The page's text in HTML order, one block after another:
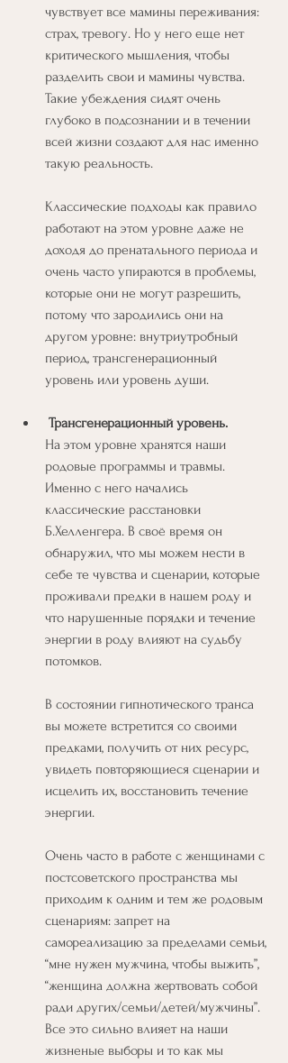
чувствует все мамины переживания:
страх, тревогу. Но у него еще нет
критического мышления, чтобы
разделить свои и мамины чувства.
Такие убеждения сидят очень
глубоко в подсознании и в течении
всей жизни создают для нас именно
такую реальность.
Классические подходы как правило
работают на этом уровне даже не
доходя до пренатального периода и
очень часто упираются в проблемы,
которые они не могут разрешить,
потому что зародились они на
другом уровне: внутриутробный
период, трансгенерационный
уровень или уровень души.
Трансгенерационный уровень.
На этом уровне хранятся наши
родовые программы и травмы.
Именно с него начались
классические расстановки
Б.Хелленгера. В своё время он
обнаружил, что мы можем нести в
себе те чувства и сценарии, которые
проживали предки в нашем роду и
что нарушенные порядки и течение
энергии в роду влияют на судьбу
потомков.
В состоянии гипнотического транса
вы можете встретится со своими
предками, получить от них ресурс,
увидеть повторяющиеся сценарии и
исцелить их, восстановить течение
энергии.
Очень часто в работе с женщинами с
постсоветского пространства мы
приходим к одним и тем же родовым
сценариям: запрет на
самореализацию за пределами семьи,
“мне нужен мужчина, чтобы выжить”,
“женщина должна жертвовать собой
ради других/семьи/детей/мужчины”.
Все это сильно влияет на наши
жизненые выборы и то как мы